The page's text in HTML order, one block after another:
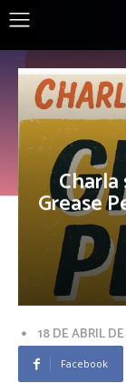
Grease
18 DE ABRIL
Facebook